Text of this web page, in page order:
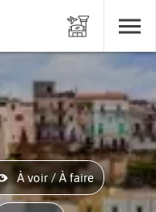
À voir / À faire